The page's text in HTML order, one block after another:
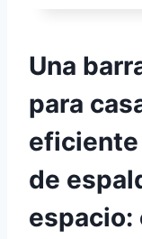
Una
para
eficiente
de
espacio: